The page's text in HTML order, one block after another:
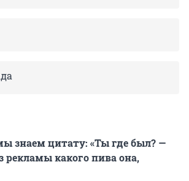
знаем цитату: «Ты где был? —
рекламы какого пива она,